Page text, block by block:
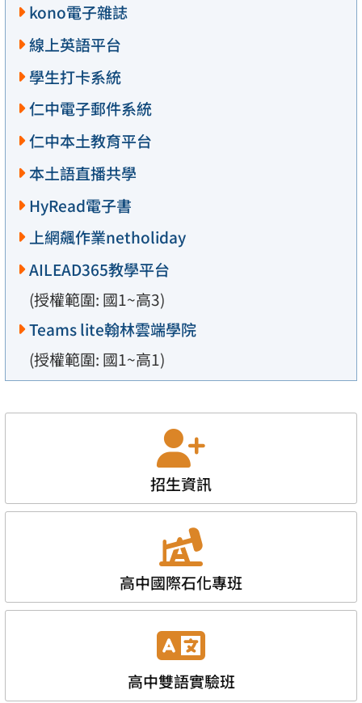
kono電子雜誌
線上英語平台
學生打卡系統
仁中電子郵件系統
仁中本土教育平台
本土語直播共學
HyRead電子書
上網飆作業netholiday
AILEAD365教學平台
(授權範圍: 國1~高3)
Teams lite翰林雲端學院
(授權範圍: 國1~高1)
招生資訊
高中國際石化專班
高中雙語實驗班